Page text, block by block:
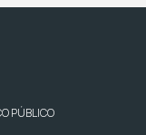
PÚBLICO